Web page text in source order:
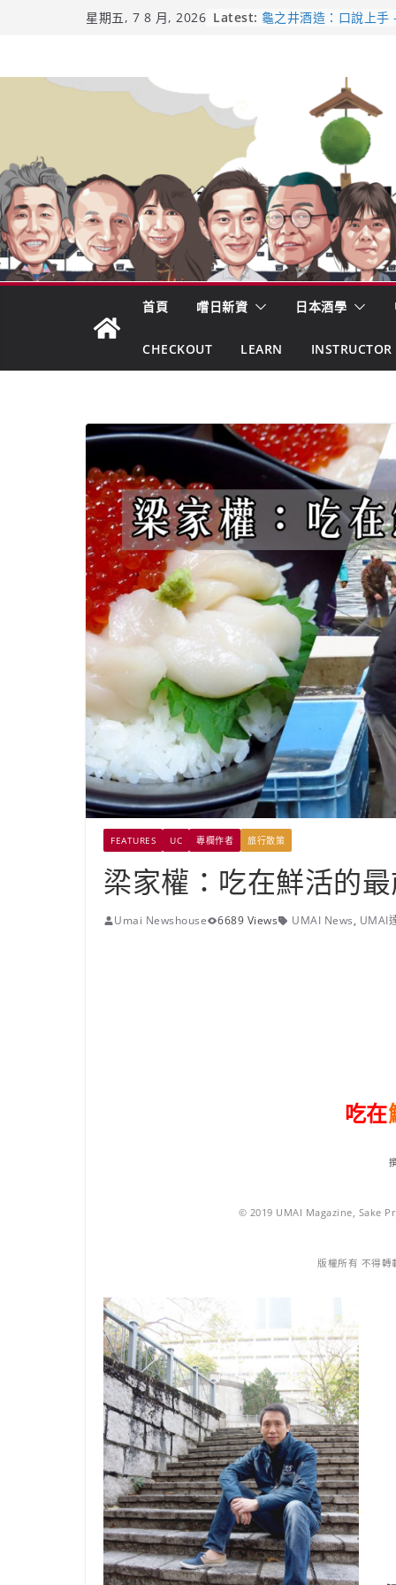
星期五, 7 8 月, 2026 Latest: 【酒業商戰】130年老
日本酒類地理標示
受保護的內容: UMAI
（2026年版）
響 𝟭𝟮 年 復活了!
首頁 嚐日新資 日本酒學
CHECKOUT LEARN
FEATURES UC 專欄作者 旅行散策
梁家權：吃在鮮活的
Umai Newshouse 6689 Views UMAI News, UMAI
吃在
© 2019 UMAI Magazine, Sake
版權所有 不得